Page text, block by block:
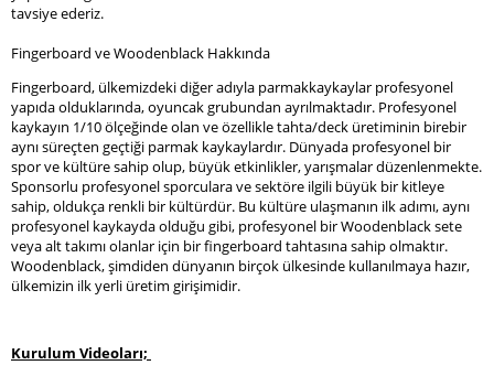
tavsiye ederiz.
Fingerboard ve Woodenblack Hakkında
Fingerboard, ülkemizdeki diğer adıyla parmakkaykaylar profesyonel
yapıda olduklarında, oyuncak grubundan ayrılmaktadır. Profesyonel
kaykayın 1/10 ölçeğinde olan ve özellikle tahta/deck üretiminin birebir
aynı süreçten geçtiği parmak kaykaylardır. Dünyada profesyonel bir
spor ve kültüre sahip olup, büyük etkinlikler, yarışmalar düzenlenmekte.
Sponsorlu profesyonel sporculara ve sektöre ilgili büyük bir kitleye
sahip, oldukça renkli bir kültürdür. Bu kültüre ulaşmanın ilk adımı, aynı
profesyonel kaykayda olduğu gibi, profesyonel bir Woodenblack sete
veya alt takımı olanlar için bir fingerboard tahtasına sahip olmaktır.
Woodenblack, şimdiden dünyanın birçok ülkesinde kullanılmaya hazır,
ülkemizin ilk yerli üretim girişimidir.
Kurulum Videoları;